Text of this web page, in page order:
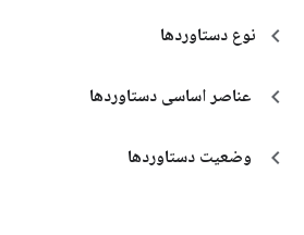
نوع دستاوردها
عناصر اساسی دستاوردها
وضعیت دستاوردها